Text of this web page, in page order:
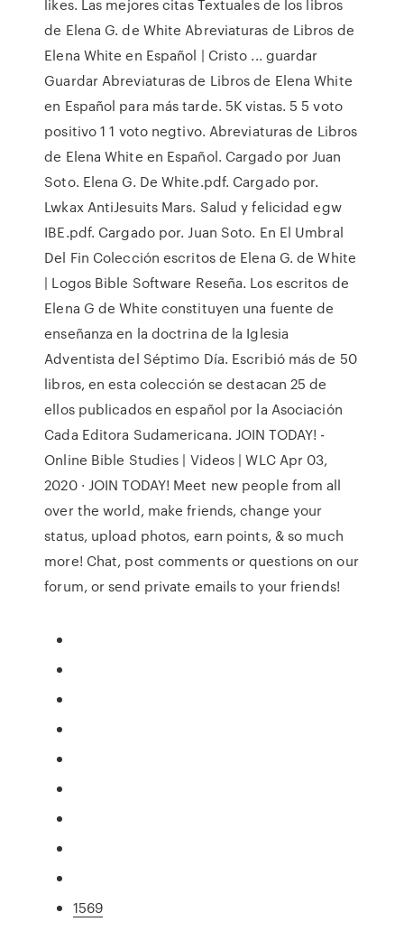
likes. Las mejores citas Textuales de los libros
de Elena G. de White Abreviaturas de Libros de
Elena White en Español | Cristo ... guardar
Guardar Abreviaturas de Libros de Elena White
en Español para más tarde. 5K vistas. 5 5 voto
positivo 1 1 voto negtivo. Abreviaturas de Libros
de Elena White en Español. Cargado por Juan
Soto. Elena G. De White.pdf. Cargado por.
Lwkax AntiJesuits Mars. Salud y felicidad egw
IBE.pdf. Cargado por. Juan Soto. En El Umbral
Del Fin Colección escritos de Elena G. de White
| Logos Bible Software Reseña. Los escritos de
Elena G de White constituyen una fuente de
enseñanza en la doctrina de la Iglesia
Adventista del Séptimo Día. Escribió más de 50
libros, en esta colección se destacan 25 de
ellos publicados en español por la Asociación
Cada Editora Sudamericana. JOIN TODAY! -
Online Bible Studies | Videos | WLC Apr 03,
2020 · JOIN TODAY! Meet new people from all
over the world, make friends, change your
status, upload photos, earn points, & so much
more! Chat, post comments or questions on our
forum, or send private emails to your friends!
1569